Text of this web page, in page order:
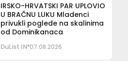
IRSKO-HRVATSKI PAR UPLOVIO
U BRAČNU LUKU Mladenci
privukli poglede na skalinima
od Dominikanaca
DuList IN 07.08.2026